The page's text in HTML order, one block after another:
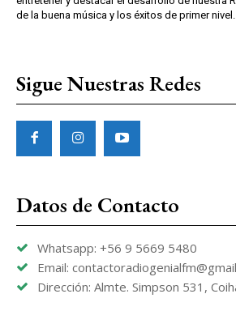
de la buena música y los éxitos de primer nivel.
Sigue Nuestras Redes
Datos de Contacto
Whatsapp: +56 9 5669 5480
Email:
Dirección: Almte. Simpson 531,